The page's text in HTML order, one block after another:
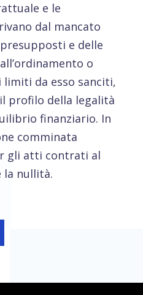
e le
dal mancato
e delle
o
limiti da esso sanciti,
profilo della legalità
finanziario. In
comminata
gli atti contrati al
la nullità.